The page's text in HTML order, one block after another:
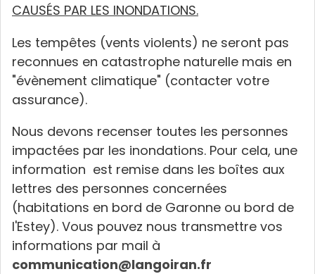
CAUSÉS PAR LES INONDATIONS.
Les tempêtes (vents violents) ne seront pas
reconnues en catastrophe naturelle mais en
"évènement climatique" (contacter votre
assurance).
Nous devons recenser toutes les personnes
impactées par les inondations. Pour cela, une
information est remise dans les boîtes aux
lettres des personnes concernées
(habitations en bord de Garonne ou bord de
l'Estey). Vous pouvez nous transmettre vos
informations par mail à
communication@langoiran.fr